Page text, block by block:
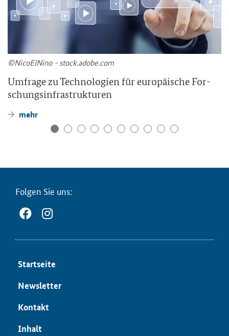
©Ni­co­ElNi­no - stock.adobe.com
Um­fra­ge zu Tech­no­lo­gien für eu­ro­päi­sche For­
schungs­in­fra­struk­tu­ren
mehr
Fol­gen Sie uns:
Start­sei­te
News­let­ter
Kon­takt
In­halt